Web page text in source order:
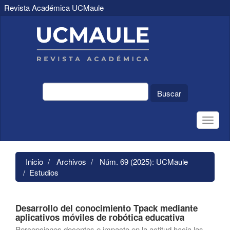
Revista Académica UCMaule
principal
Contenido
principal
Barra
Buscar
Toggle
Inicio Archivos
Núm. 69 (2025): UCMaule
Estudios
Desarrollo del conocimiento Tpack mediante
aplicativos móviles de robótica educativa